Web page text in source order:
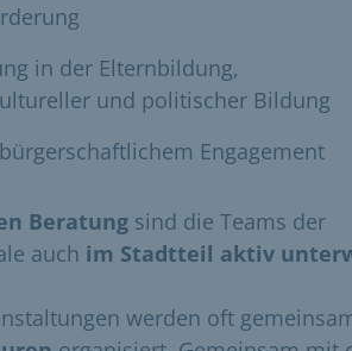
in der Elternbildung,
und politischer Bildung
Engagement
Beratung sind die Teams der
auch im Stadtteil aktiv
werden oft